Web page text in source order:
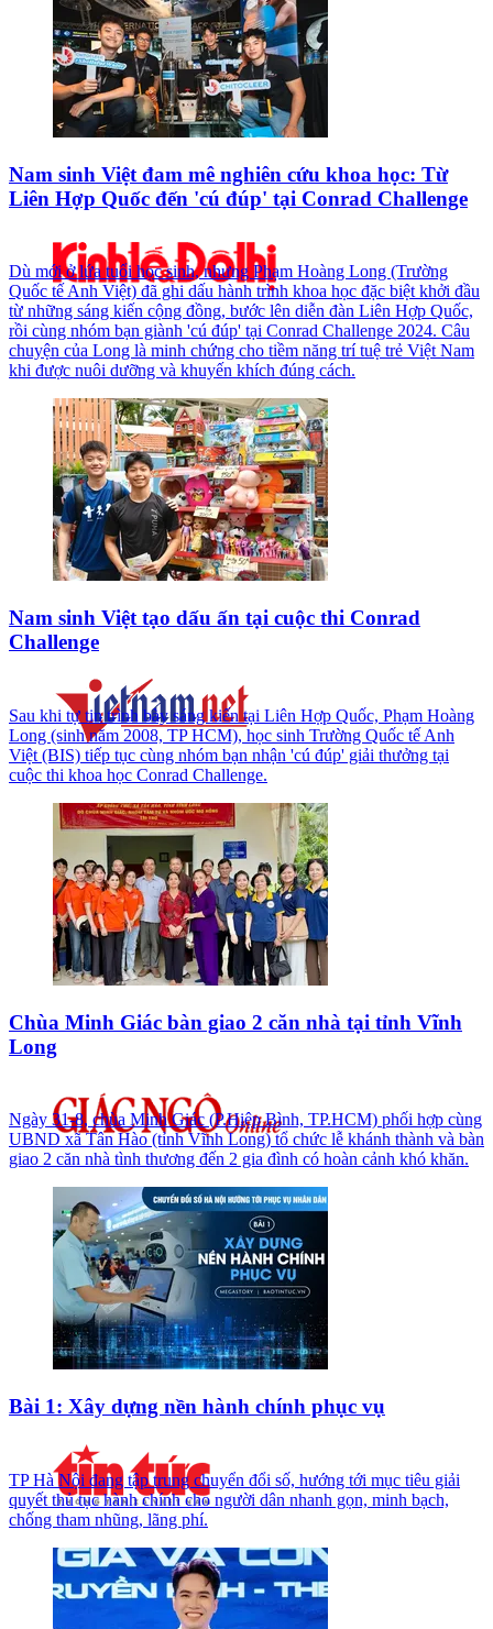
Nam sinh Việt đam mê nghiên cứu khoa học: Từ
Liên Hợp Quốc đến 'cú đúp' tại Conrad Challenge
Dù mới ở lứa tuổi học sinh, nhưng Phạm Hoàng Long (Trường
Quốc tế Anh Việt) đã ghi dấu hành trình khoa học đặc biệt khởi đầu
từ những sáng kiến cộng đồng, bước lên diễn đàn Liên Hợp Quốc,
rồi cùng nhóm bạn giành 'cú đúp' tại Conrad Challenge 2024. Câu
chuyện của Long là minh chứng cho tiềm năng trí tuệ trẻ Việt Nam
khi được nuôi dưỡng và khuyến khích đúng cách.
Nam sinh Việt tạo dấu ấn tại cuộc thi Conrad
Challenge
Sau khi tự tin trình bày sáng kiến tại Liên Hợp Quốc, Phạm Hoàng
Long (sinh năm 2008, TP HCM), học sinh Trường Quốc tế Anh
Việt (BIS) tiếp tục cùng nhóm bạn nhận 'cú đúp' giải thưởng tại
cuộc thi khoa học Conrad Challenge.
Chùa Minh Giác bàn giao 2 căn nhà tại tỉnh Vĩnh
Long
Ngày 31-8, chùa Minh Giác (P.Hiệp Bình, TP.HCM) phối hợp cùng
UBND xã Tân Hào (tỉnh Vĩnh Long) tổ chức lễ khánh thành và bàn
giao 2 căn nhà tình thương đến 2 gia đình có hoàn cảnh khó khăn.
Bài 1: Xây dựng nền hành chính phục vụ
TP Hà Nội đang tập trung chuyển đổi số, hướng tới mục tiêu giải
quyết thủ tục hành chính cho người dân nhanh gọn, minh bạch,
chống tham nhũng, lãng phí.